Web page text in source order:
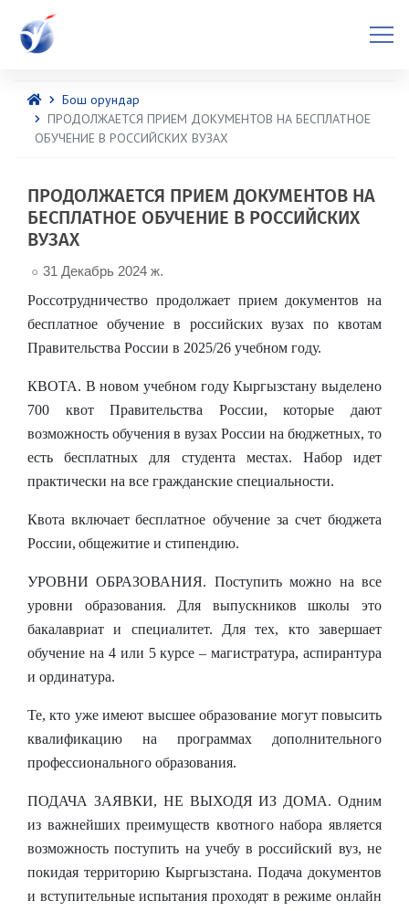
Бош орундар
ПРОДОЛЖАЕТСЯ ПРИЕМ ДОКУМЕНТОВ НА БЕСПЛАТНОЕ
ОБУЧЕНИЕ В РОССИЙСКИХ ВУЗАХ
ПРОДОЛЖАЕТСЯ ПРИЕМ ДОКУМЕНТОВ НА
БЕСПЛАТНОЕ ОБУЧЕНИЕ В РОССИЙСКИХ
ВУЗАХ
31 Декабрь 2024 ж.
Россотрудничество продолжает прием документов на
бесплатное обучение в российских вузах по квотам
Правительства России в 2025/26 учебном году.
КВОТА. В новом учебном годуКыргызстану выделено
700 квот Правительства России, которые дают
возможность обучения в вузах России на бюджетных, то
естьбесплатных для студента местах. Наборидет
практически на все гражданские специальности.
Квотавключает бесплатное обучение за счет бюджета
России, общежитие и стипендию.
УРОВНИ ОБРАЗОВАНИЯ. Поступить можно на все
уровни образования. Для выпускников школы это
бакалавриат и специалитет. Для тех, кто завершает
обучение на 4 или 5 курсе – магистратура, аспирантура
и ординатура.
Те, кто уже имеют высшееобразование могутповысить
квалификацию на программах дополнительного
профессионального образования.
ПОДАЧА ЗАЯВКИ, НЕ ВЫХОДЯ ИЗ ДОМА. Одним
из важнейших преимуществ квотного набора является
возможность поступить на учебу в российский вуз, не
покидая территорию Кыргызстана. Подача документов
и вступительные испытания проходят в режиме онлайн